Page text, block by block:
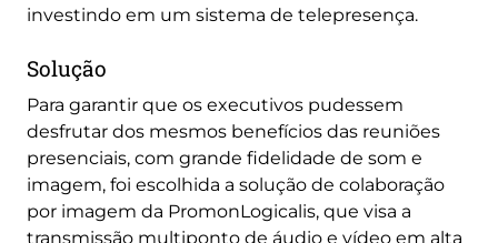
investindo em um sistema de telepresença.
Solução
Para garantir que os executivos pudessem
desfrutar dos mesmos benefícios das reuniões
presenciais, com grande fidelidade de som e
imagem, foi escolhida a solução de colaboração
por imagem da PromonLogicalis, que visa a
transmissão multiponto de áudio e vídeo em alta